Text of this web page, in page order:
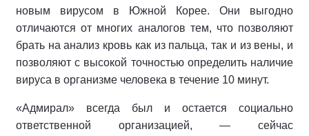
новым вирусом в Южной Корее. Они выгодно
отличаются от многих аналогов тем, что позволяют
брать на анализ кровь как из пальца, так и из вены, и
позволяют с высокой точностью определить наличие
вируса в организме человека в течение 10 минут.
«Адмирал» всегда был и остается социально
ответственной организацией, — сейчас